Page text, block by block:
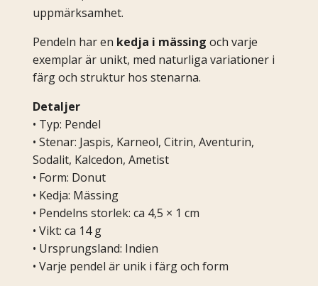
uppmärksamhet.
Pendeln har en kedja i mässing och varje
exemplar är unikt, med naturliga variationer i
färg och struktur hos stenarna.
Detaljer
• Typ: Pendel
• Stenar: Jaspis, Karneol, Citrin, Aventurin,
Sodalit, Kalcedon, Ametist
• Form: Donut
• Kedja: Mässing
• Pendelns storlek: ca 4,5 × 1 cm
• Vikt: ca 14 g
• Ursprungsland: Indien
• Varje pendel är unik i färg och form